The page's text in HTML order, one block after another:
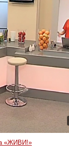
«ЖИВИ!»